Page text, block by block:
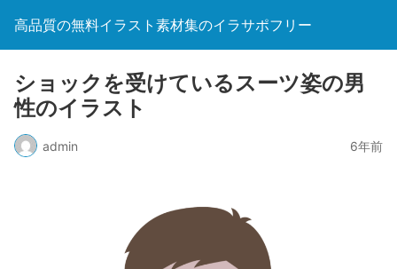
高品質の無料イラスト素材集のイラサポフリー
ショックを受けているスーツ姿の男
性のイラスト
admin 6年前